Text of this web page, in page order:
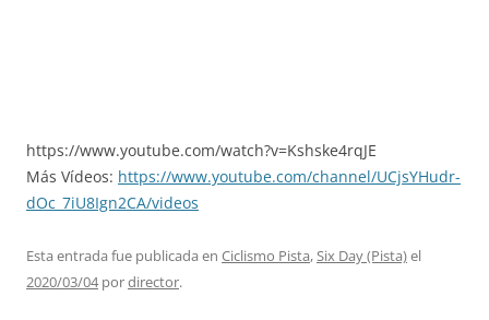
https://www.youtube.com/watch?v=Kshske4rqJE
Más Vídeos: https://www.youtube.com/channel/UCjsYHudr-
dOc_7iU8Ign2CA/videos
Esta entrada fue publicada en Ciclismo Pista,Six Day (Pista)el
2020/03/04pordirector.